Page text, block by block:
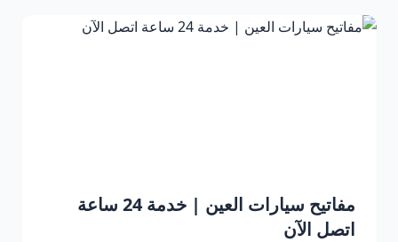
مفاتيح سيارات العين | خدمة 24 ساعة
اتصل الآن